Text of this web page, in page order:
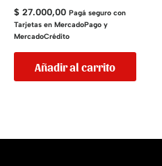
$ 27.000,00 Pagá seguro con
Tarjetas en MercadoPago y
MercadoCrédito
Añadir al carrito